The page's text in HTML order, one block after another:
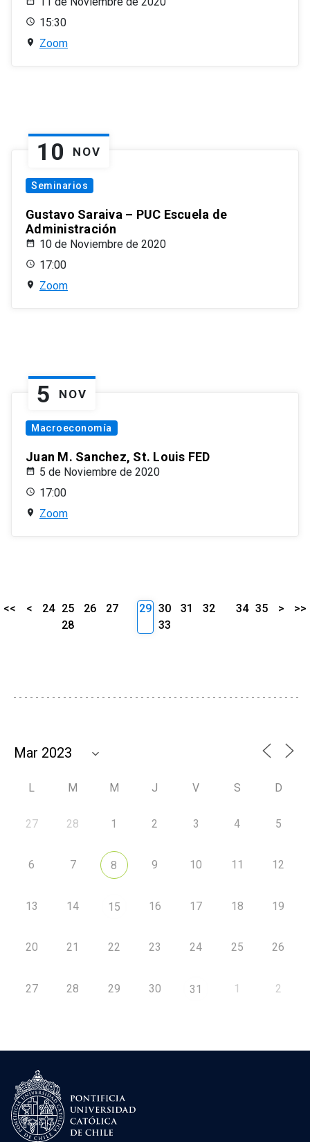
15:30
Zoom
10 NOV
Seminarios
Gustavo Saraiva – PUC Escuela de
Administración
10 de Noviembre de 2020
17:00
Zoom
5 NOV
Macroeconomía
Juan M. Sanchez, St. Louis FED
5 de Noviembre de 2020
17:00
Zoom
<< < 24 25 26
27
28
29 30 31
32
33
34 35 > >>
L M M J V S D
27 28 1 2 3 4 5
6 7 8 9 10 11 12
13 14 15 16 17 18 19
20 21 22 23 24 25 26
27 28 29 30 31 1 2